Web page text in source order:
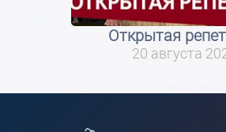
Открытая
20 августа